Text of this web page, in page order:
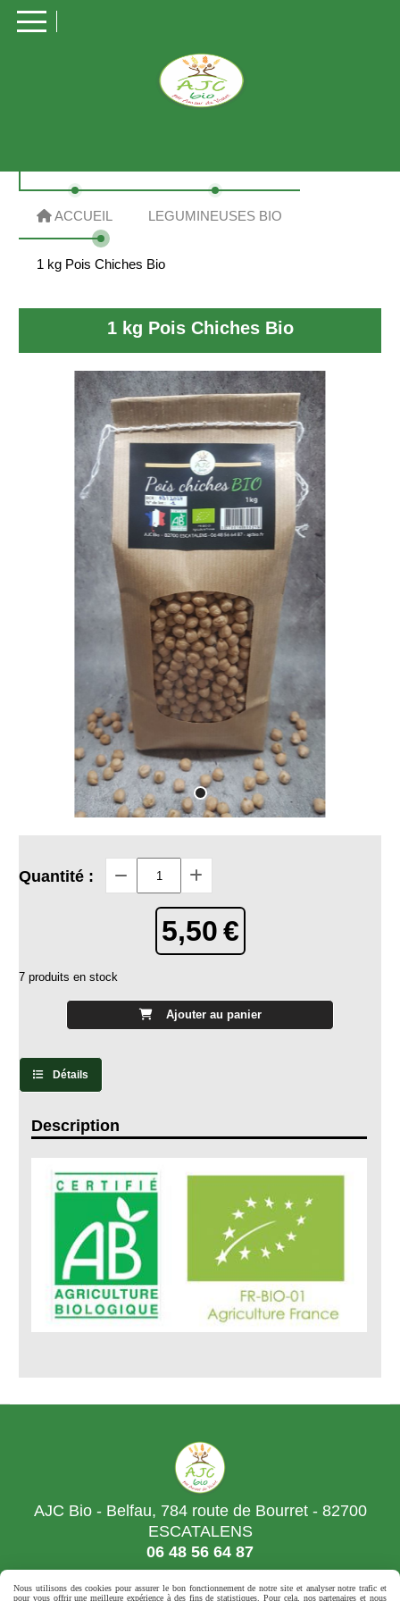
ACCUEIL LEGUMINEUSES BIO
1 kg Pois Chiches Bio
1 kg Pois Chiches Bio
Quantité :
5,50€
7 produits en stock
Ajouter au panier
Détails
Description
AJC Bio - Belfau, 784 route de Bourret - 82700
ESCATALENS
06 48 56 64 87
Nous utilisons des cookies pour assurer le bon fonctionnement de notre site et analyser notre trafic et
pour vous offrir une meilleure expérience à des fins de statistiques. Pour cela, nos partenaires et nous